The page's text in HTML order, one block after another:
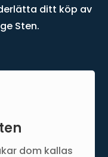
ditt köp av
Sten.
dom kallas